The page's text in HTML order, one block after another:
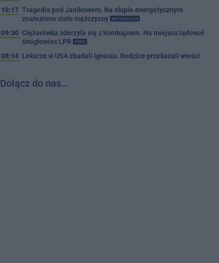
10:17 Tragedia pod Janikowem. Na słupie energetycznym
znaleziono ciało mężczyzny
AKTUALIZACJA
09:30 Ciężarówka zderzyła się z kombajnem. Na miejscu lądował
śmigłowiec LPR
VIDEO
08:14 Lekarze w USA zbadali Ignasia. Rodzice przekazali wieści
Dołącz do nas…